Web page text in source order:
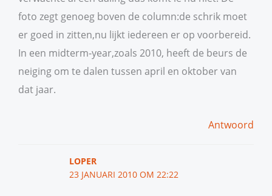
foto zegt genoeg boven de column:de schrik moet
er goed in zitten,nu lijkt iedereen er op voorbereid.
In een midterm-year,zoals 2010, heeft de beurs de
neiging om te dalen tussen april en oktober van
dat jaar.
Antwoord
LOPER
23 JANUARI 2010 OM 22:22